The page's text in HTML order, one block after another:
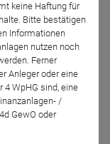
sind herzlich
keine Haftung für
Bitte bestätigen
Informationen
nutzen noch
Ferner
Anleger oder eine
4 WpHG sind, eine
/
GewO oder